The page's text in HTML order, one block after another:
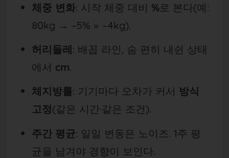
체중 변화: 시작 체중 대비 %로 본다(예:
80kg → –5% = –4kg).
허리둘레: 배꼽 라인, 숨 편히 내쉰 상태
에서 cm.
체지방률: 기기마다 오차가 커서 방식
고정(같은 시간·같은 조건).
주간 평균: 일일 변동은 노이즈. 1주 평
균을 남겨야 경향이 보인다.